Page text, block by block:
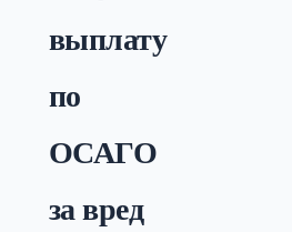
выплату
по
ОСАГО
за вред